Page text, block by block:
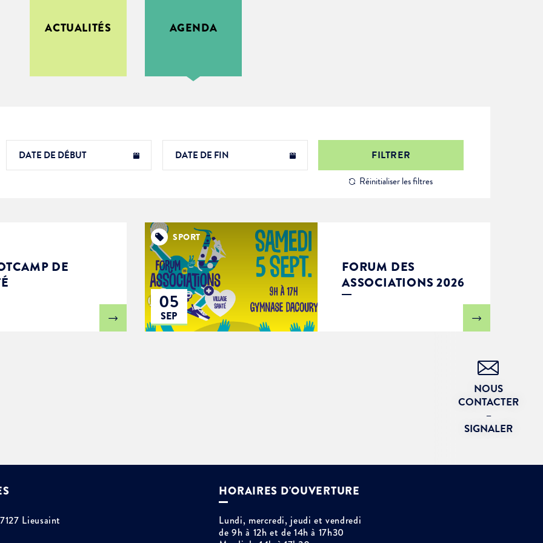
ACTUALITÉS AGENDA
FILTRER
Réinitialiser les filtres
DE
SPORT
05
SEP
FORUM DES
ASSOCIATIONS 2026
NOUS
CONTACTER
–
SIGNALER
Lieusaint
HORAIRES D'OUVERTURE
Lundi, mercredi, jeudi et vendredi
de 9h à 12h et de 14h à 17h30
: